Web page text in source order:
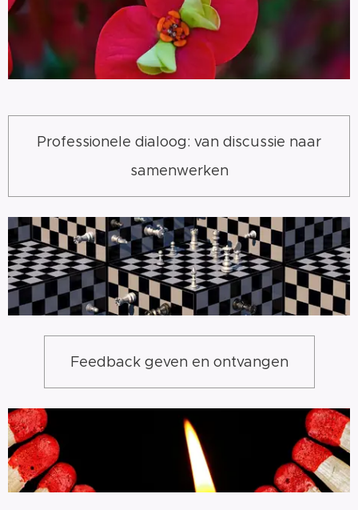
Professionele dialoog: van discussie naar
samenwerken
Feedback geven en ontvangen